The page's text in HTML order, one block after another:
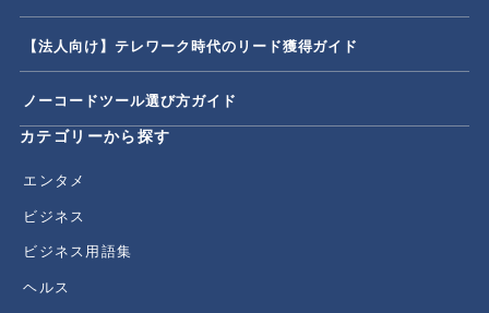
【法人向け】テレワーク時代のリード獲得ガイド
ノーコードツール選び方ガイド
カテゴリーから探す
エンタメ
ビジネス
ビジネス用語集
ヘルス